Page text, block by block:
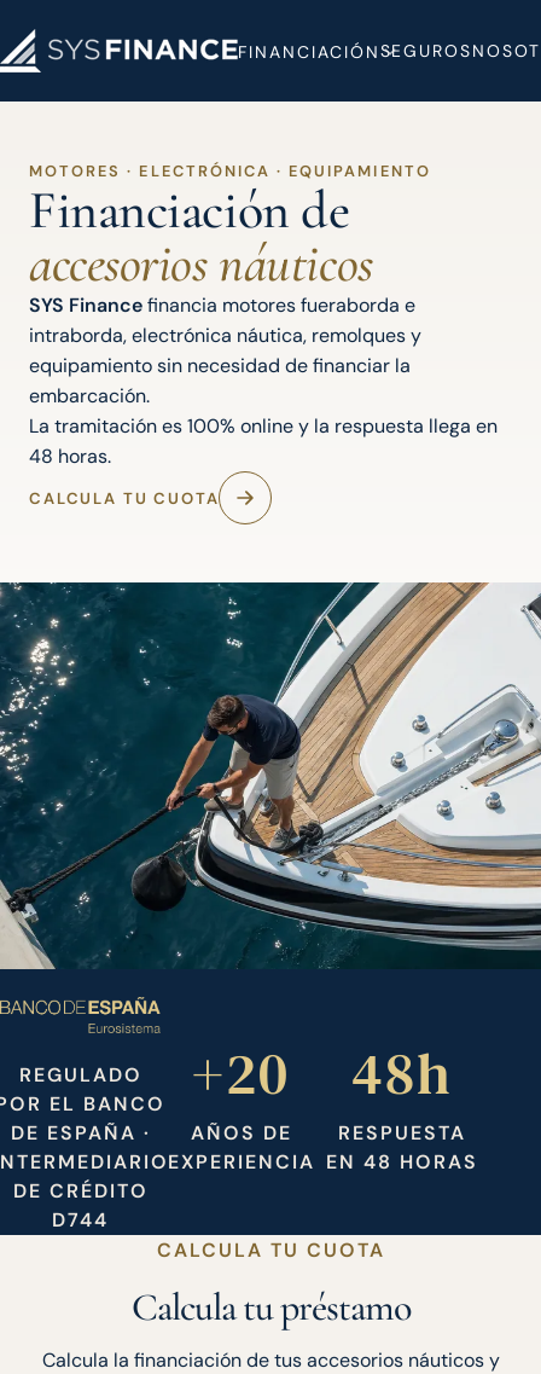
FINANCIACIÓNSEGUROS
MOTORES · ELECTRÓNICA · EQUIPAMIENTO
Financiación de
accesorios náuticos
SYS Financefinancia motores fueraborda e
intraborda, electrónica náutica, remolques y
equipamiento sin necesidad de financiar la
embarcación.
La tramitación es 100% online y la respuesta llega en
48 horas.
CALCULA TU CUOTA
REGULADO
EL BANCO
DE ESPAÑA ·
DE CRÉDITO
D744
+20
AÑOS DE
EXPERIENCIA
48h
RESPUESTA
EN 48 HORAS
CALCULA TU CUOTA
Calcula tu préstamo
Calcula la financiación de tus accesorios náuticos y